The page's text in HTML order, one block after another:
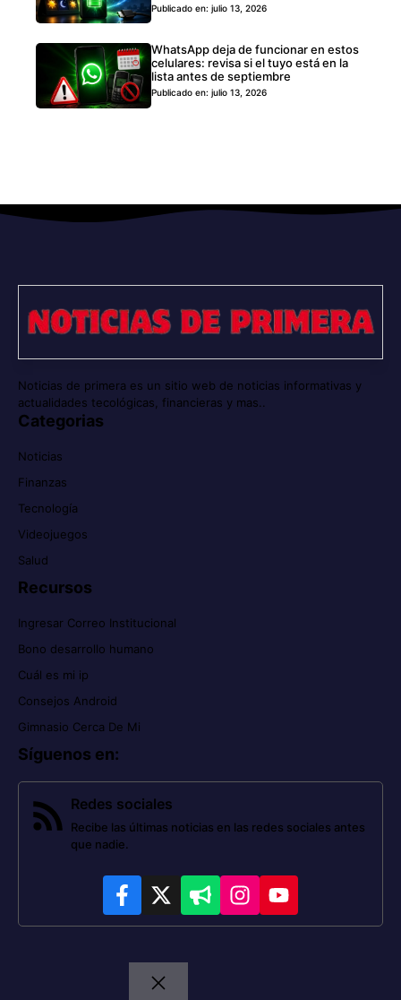
Publicado en: julio 13, 2026
WhatsApp deja de funcionar en estos
celulares: revisa si el tuyo está en la
lista antes de septiembre
Publicado en: julio 13, 2026
Noticias de primera es un sitio web de noticias informativas y
actualidades tecológicas, financieras y mas..
Categorias
Noticias
Finanzas
Tecnología
Videojuegos
Salud
Recursos
Ingresar Correo Institucional
Bono desarrollo humano
Cuál es mi ip
Consejos Android
Gimnasio Cerca De Mi
Síguenos en:
Redes sociales
Recibe las últimas noticias en las redes sociales antes
que nadie.